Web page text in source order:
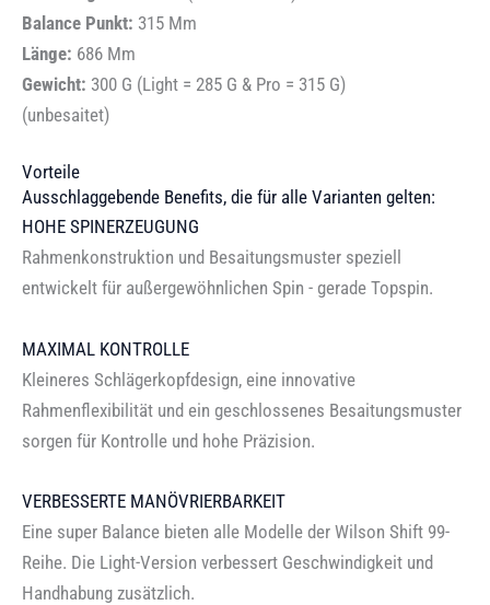
Balance Punkt: 315 Mm
Länge: 686 Mm
Gewicht: 300 G (Light = 285 G & Pro = 315 G)
(unbesaitet)
Vorteile
Ausschlaggebende Benefits, die für alle Varianten gelten:
HOHE SPINERZEUGUNG
Rahmenkonstruktion und Besaitungsmuster speziell
entwickelt für außergewöhnlichen Spin - gerade Topspin.
MAXIMAL KONTROLLE
Kleineres Schlägerkopfdesign, eine innovative
Rahmenflexibilität und ein geschlossenes Besaitungsmuster
sorgen für Kontrolle und hohe Präzision.
VERBESSERTE MANÖVRIERBARKEIT
Eine super Balance bieten alle Modelle der Wilson Shift 99-
Reihe. Die Light-Version verbessert Geschwindigkeit und
Handhabung zusätzlich.